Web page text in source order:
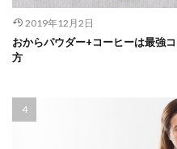
2019年12月2日
おからパウダー+コーヒーは最強
方